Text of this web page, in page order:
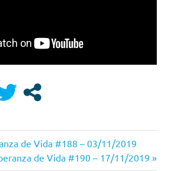
de Vida #188 – 03/11/2019
de Vida #190 – 17/11/2019